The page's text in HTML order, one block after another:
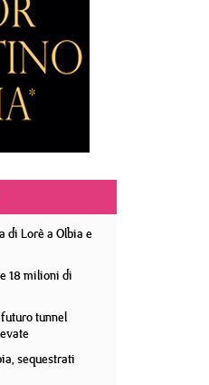
di Lorè a Olbia e
18 milioni di
tunnel
sequestrati